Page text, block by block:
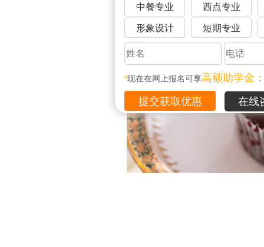
中餐专业 西点专业
形象设计 短期专业
*现在在网上报名可享高额助学金
在线